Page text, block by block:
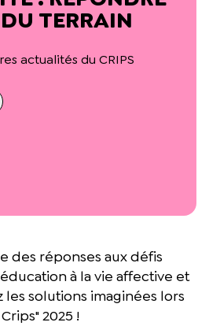
parents
TERRAIN
actualités du CRIPS
des réponses aux défis
à la vie affective et
solutions imaginées lors
2025 !